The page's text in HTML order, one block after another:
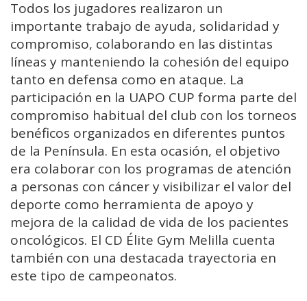
Todos los jugadores realizaron un
importante trabajo de ayuda, solidaridad y
compromiso, colaborando en las distintas
líneas y manteniendo la cohesión del equipo
tanto en defensa como en ataque. La
participación en la UAPO CUP forma parte del
compromiso habitual del club con los torneos
benéficos organizados en diferentes puntos
de la Península. En esta ocasión, el objetivo
era colaborar con los programas de atención
a personas con cáncer y visibilizar el valor del
deporte como herramienta de apoyo y
mejora de la calidad de vida de los pacientes
oncológicos. El CD Élite Gym Melilla cuenta
también con una destacada trayectoria en
este tipo de campeonatos.